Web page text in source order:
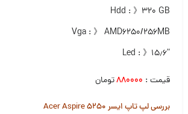
Hdd : 》۳۲۰ GB
Vga : 》 AMD6250/256MB
“Led : 》۱۵٫۶
قیمت : ۸۸۰۰۰۰تومان
بررسی لپ تاپ ایسر Acer Aspire 5250